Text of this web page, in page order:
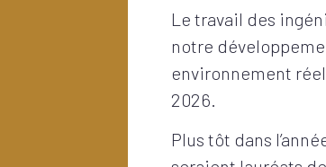
Le travail des
notre
environnement
2026.
Plus tôt dans